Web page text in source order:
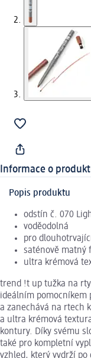
Informace o
Popis produktu
odstín č. 070
voděodolná
pro
saténově matný
ultra krémová
trend !t up tužka na
ideálním pomocníkem
a zanechává na rtech
a ultra krémová
kontury. Díky svému
také pro kompletní
vzhled, který vydrží po